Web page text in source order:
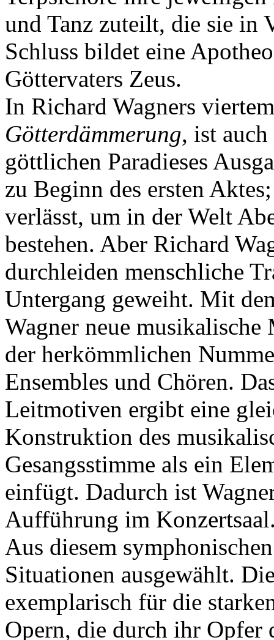
und Tanz zuteilt, die sie in
Schluss bildet eine
Göttervaters Zeus.
In Richard Wagners
Götterdämmerung, ist
göttlichen Paradieses
zu Beginn des ersten
verlässt, um in der Welt
bestehen. Aber Richard
durchleiden menschliche
Untergang geweiht. Mit
Wagner neue musikalische
der herkömmlichen
Ensembles und Chören.
Leitmotiven ergibt eine
Konstruktion des
Gesangsstimme als ein
einfügt. Dadurch ist
Aufführung im
Aus diesem
Situationen ausgewählt.
exemplarisch für die
Opern, die durch ihr Opfer